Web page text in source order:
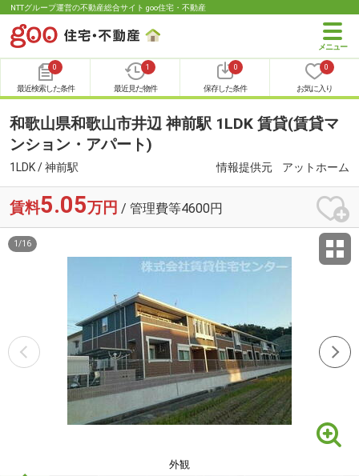
NTTグループ運営の不動産総合サイト goo住宅・不動産
0
最近検索した条件
1
最近見た物件
0
保存した条件
0
お気に入り
和歌山県和歌山市井辺 神前駅 1LDK 賃貸(賃貸マ
ンション・アパート)
1LDK / 神前駅 情報提供元 アットホーム
賃料5.05万円 / 管理費等4600円
外観
1 /16